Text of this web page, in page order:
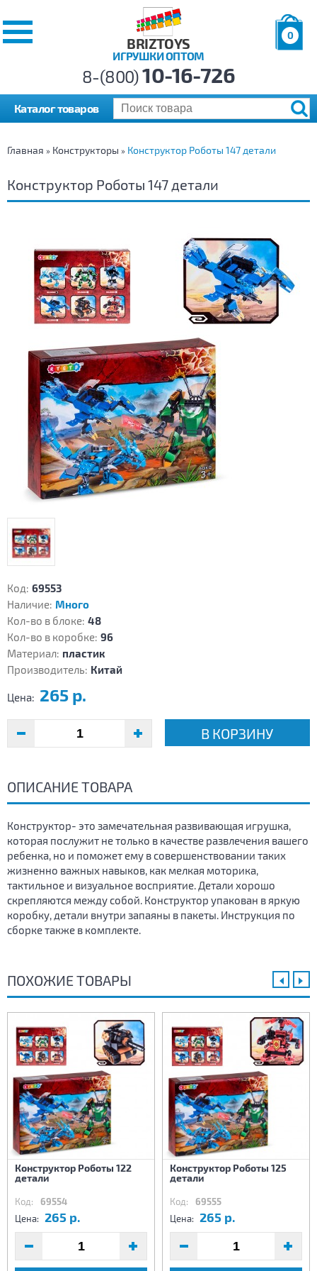
BRIZTOYS
ИГРУШКИ ОПТОМ
0
р.
8-(800)10-16-726
Каталог товаров
Главная » Конструкторы » Конструктор Роботы 147 детали
Конструктор Роботы 147 детали
Код: 69553
Наличие: Много
Кол-во в блоке: 48
Кол-во в коробке: 96
Материал: пластик
Производитель: Китай
Цена: 265 р.
В КОРЗИНУ
ОПИСАНИЕ ТОВАРА
Конструктор- это замечательная развивающая игрушка,
которая послужит не только в качестве развлечения вашего
ребенка, но и поможет ему в совершенствовании таких
жизненно важных навыков, как мелкая моторика,
тактильное и визуальное восприятие. Детали хорошо
скрепляются между собой. Конструктор упакован в яркую
коробку, детали внутри запаяны в пакеты. Инструкция по
сборке также в комплекте.
ПОХОЖИЕ ТОВАРЫ
Конструктор Роботы 122
детали
Код: 69554
Цена: 265 р.
Конструктор Роботы 125
детали
Код: 69555
Цена: 265 р.